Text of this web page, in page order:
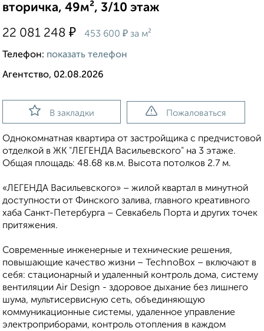
вторичка, 49м², 3/10 этаж
22 081 248 ₽ 453 600 ₽ за м²
Телефон: показать телефон
Агентство, 02.08.2026
В закладки Пожаловаться
Однокомнатная квартира от застройщика с предчистовой
отделкой в ЖК "ЛЕГЕНДА Васильевского" на 3 этаже.
Общая площадь: 48.68 кв.м. Высота потолков 2.7 м.
«ЛЕГЕНДА Васильевского» – жилой квартал в минутной
доступности от Финского залива, главного креативного
хаба Санкт-Петербурга – Севкабель Порта и других точек
притяжения.
Современные инженерные и технические решения,
повышающие качество жизни – TechnoBox – включают в
себя: стационарный и удаленный контроль дома, систему
вентиляции Air Design - здоровое дыхание без лишнего
шума, мультисервисную сеть, объединяющую
коммуникационные системы, удаленное управление
электроприборами, контроль отопления в каждом